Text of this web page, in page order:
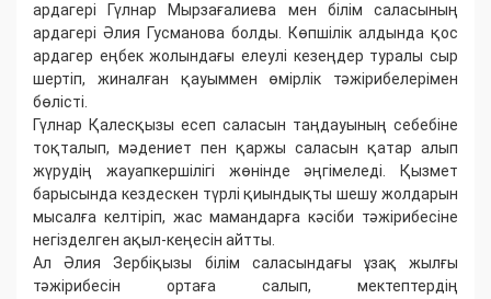
ардагері Гүлнар Мырзағалиева мен білім саласының
ардагері Әлия Гусманова болды. Көпшілік алдында қос
ардагер еңбек жолындағы елеулі кезеңдер туралы сыр
шертіп, жиналған қауыммен өмірлік тәжірибелерімен
бөлісті.
Гүлнар Қалесқызы есеп саласын таңдауының себебіне
тоқталып, мәдениет пен қаржы саласын қатар алып
жүрудің жауапкершілігі жөнінде әңгімеледі. Қызмет
барысында кездескен түрлі қиындықты шешу жолдарын
мысалға келтіріп, жас мамандарға кәсіби тәжірибесіне
негізделген ақыл-кеңесін айтты.
Ал Әлия Зербіқызы білім саласындағы ұзақ жылғы
тәжірибесін ортаға салып, мектептердің